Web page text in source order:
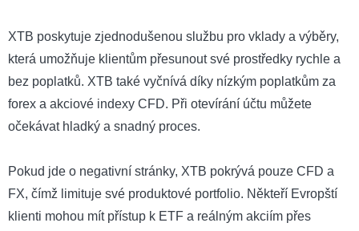
XTB poskytuje zjednodušenou službu pro vklady a výběry,
která umožňuje klientům přesunout své prostředky rychle a
bez poplatků. XTB také vyčnívá díky nízkým poplatkům za
forex a akciové indexy CFD. Při otevírání účtu můžete
očekávat hladký a snadný proces.
Pokud jde o negativní stránky, XTB pokrývá pouze CFD a
FX, čímž limituje své produktové portfolio. Někteří Evropští
klienti mohou mít přístup k ETF a reálným akciím přes